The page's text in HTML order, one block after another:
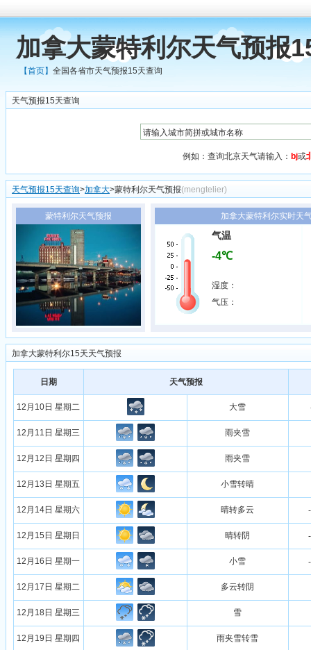
加拿大蒙特利尔天气预报
【首页】全国各省市天气预报15天查询
天气预报15天查询
例如：查询北京天气请输入： bj或
天气预报15天查询>加拿大>蒙特利尔天气预报(mengtelier)
蒙特利尔天气预报 加拿大蒙特利尔实时天
气温
-4℃
湿度：
气压：
加拿大蒙特利尔15天天气预报
日期 天气预报
12月10日 星期二 大雪
12月11日 星期三 雨夹雪
12月12日 星期四 雨夹雪
12月13日 星期五 小雪转晴
12月14日 星期六 晴转多云
12月15日 星期日 晴转阴
12月16日 星期一 小雪
12月17日 星期二 多云转阴
12月18日 星期三 雪
12月19日 星期四 雨夹雪转雪